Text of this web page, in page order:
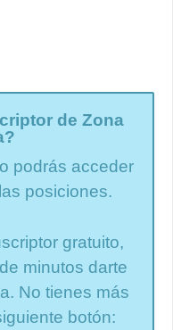
de Zona
podrás acceder
posiciones.
gratuito,
minutos darte
No tienes más
botón: